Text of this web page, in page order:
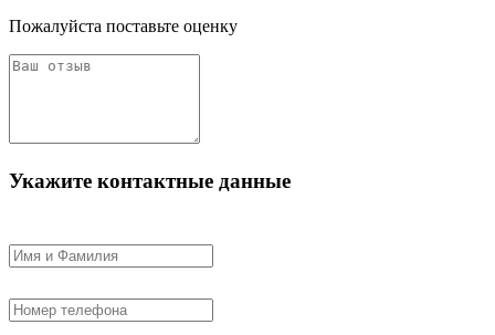
Пожалуйста поставьте оценку
Укажите контактные данные